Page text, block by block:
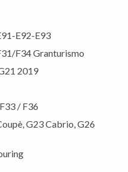
E92-E93
F34 Granturismo
2019
/ F36
G23 Cabrio, G26